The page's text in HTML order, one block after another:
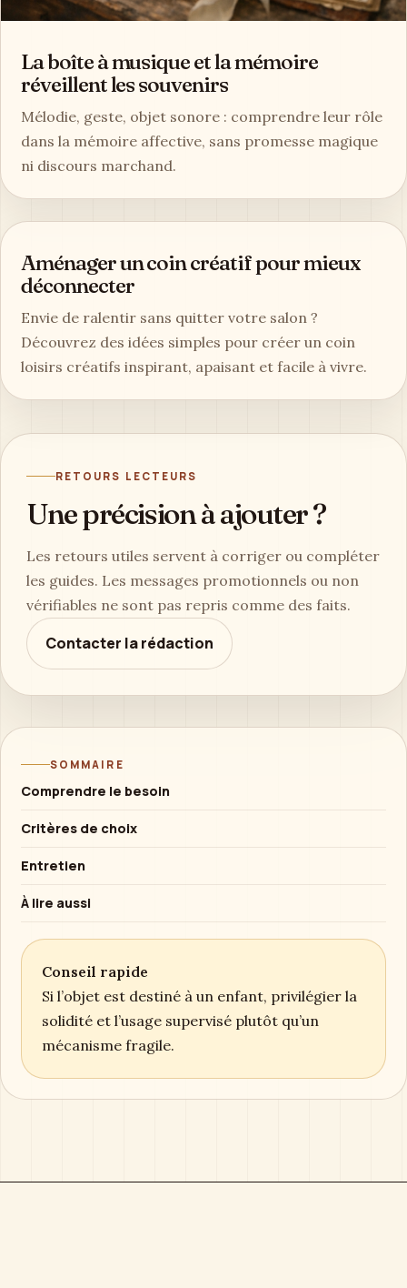
La boîte à musique et la mémoire
réveillent les souvenirs
Mélodie, geste, objet sonore : comprendre leur rôle
dans la mémoire affective, sans promesse magique
ni discours marchand.
Aménager un coin créatif pour mieux
déconnecter
Envie de ralentir sans quitter votre salon ?
Découvrez des idées simples pour créer un coin
loisirs créatifs inspirant, apaisant et facile à vivre.
RETOURS LECTEURS
Une précision à ajouter ?
Les retours utiles servent à corriger ou compléter
les guides. Les messages promotionnels ou non
vérifiables ne sont pas repris comme des faits.
Contacter la rédaction
SOMMAIRE
Comprendre le besoin
Critères de choix
Entretien
À lire aussi
Conseil rapide
Si l’objet est destiné à un enfant, privilégier la
solidité et l’usage supervisé plutôt qu’un
mécanisme fragile.